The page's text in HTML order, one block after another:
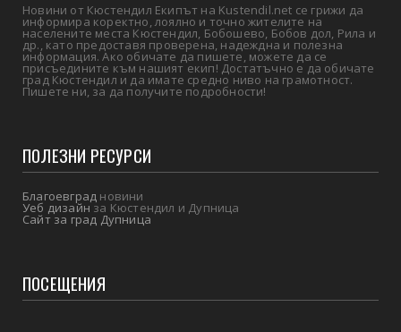
Новини от Кюстендил Екипът на Kustendil.net се грижи да
информира коректно, лоялно и точно жителите на
населените места Кюстендил, Бобошево, Бобов дол, Рила и
др., като предоставя проверена, надеждна и полезна
информация. Ако обичате да пишете, можете да се
присъедините към нашият екип! Достатъчно е да обичате
град Кюстендил и да имате средно ниво на грамотност.
Пишете ни, за да получите подробности!
ПОЛЕЗНИ РЕСУРСИ
Благоевград новини
Уеб дизайнза Кюстендил и Дупница
Сайт за град Дупница
ПОСЕЩЕНИЯ